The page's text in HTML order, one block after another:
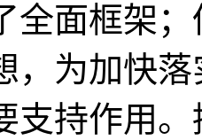
全面框架
，为加快
支持作用